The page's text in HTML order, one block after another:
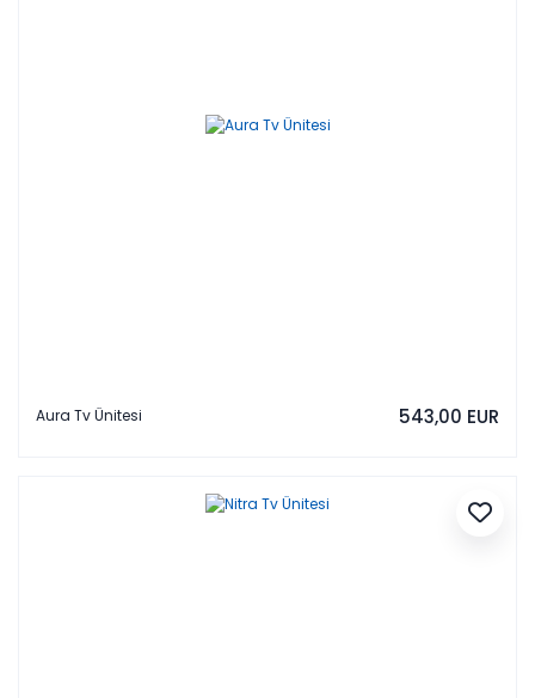
Aura Tv Ünitesi 543,00 EUR